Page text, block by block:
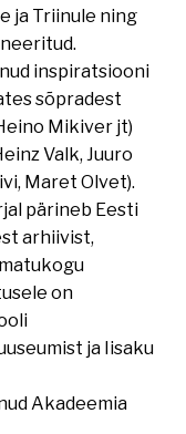
ja Triinule ning
inspiratsiooni
sõpradest
Mikiver jt)
Valk, Juuro
Maret Olvet).
pärineb Eesti
arhiivist,
on
ja Iisaku
Akadeemia